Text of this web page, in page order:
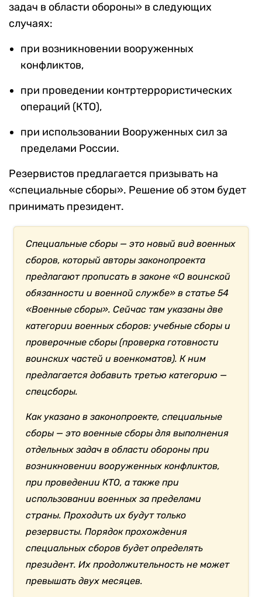
задач в области обороны» в следующих
случаях:
при возникновении вооруженных
конфликтов,
при проведении контртеррористических
операций (КТО),
при использовании Вооруженных сил за
пределами России.
Резервистов предлагается призывать на
«специальные сборы». Решение об этом будет
принимать президент.
Специальные сборы — это новый вид военных
сборов, который авторы законопроекта
предлагают прописать в законе «О воинской
обязанности и военной службе» в статье 54
«Военные сборы». Сейчас там указаны две
категории военных сборов: учебные сборы и
проверочные сборы (проверка готовности
воинских частей и военкоматов). К ним
предлагается добавить третью категорию —
спецсборы.
Как указано в законопроекте, специальные
сборы — это военные сборы для выполнения
отдельных задач в области обороны при
возникновении вооруженных конфликтов,
при проведении КТО, а также при
использовании военных за пределами
страны. Проходить их будут только
резервисты. Порядок прохождения
специальных сборов будет определять
президент. Их продолжительность не может
превышать двух месяцев.